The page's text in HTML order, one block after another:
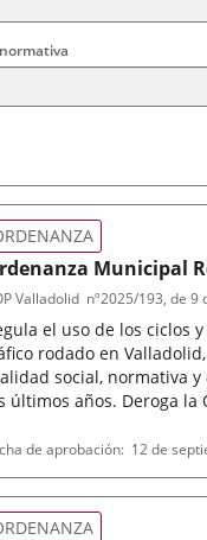
Municipal
de movilidad
especiales de
el uso de los ciclos
rodado en
social, normativa
últimos años. Deroga la
Valladolid nº2025/193, de 9
de aprobación 12 de